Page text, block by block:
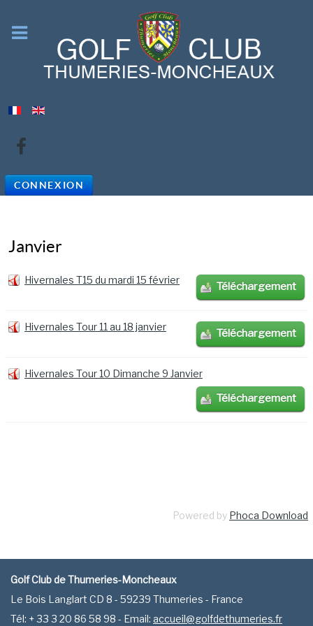
CONNEXION
Janvier
Hivernales T15 du mardi 15 février Téléchargement
Hivernales Tour 11 au 18 janvier Téléchargement
Hivernales Tour 10 Dimanche 9 Janvier
Téléchargement
Powered by Phoca Download
Golf Club de Thumeries-Moncheaux
Le Bois Langlart CD 8 - 59239 Thumeries - France
Tél: + 33 3 20 86 58 98 - Email:accueil@golfdethumeries.fr